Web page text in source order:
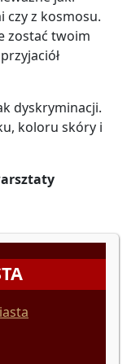
czy z kosmosu.
zostać twoim
dyskryminacji.
koloru skóry i